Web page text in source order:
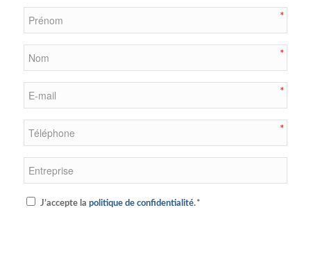
*
RGPDJ’accepte la politique de confidentialité.*